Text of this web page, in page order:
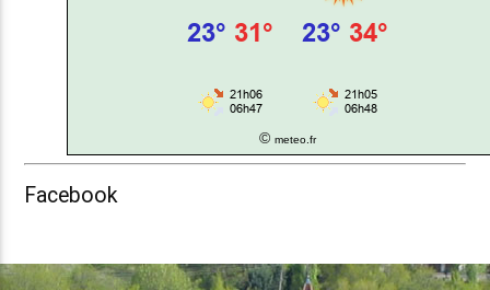
© meteo.fr
Facebook